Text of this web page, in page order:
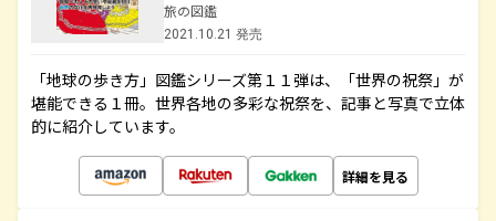
旅の図鑑
2021.10.21 発売
「地球の歩き方」図鑑シリーズ第１１弾は、「世界の祝祭」が
堪能できる１冊。世界各地の多彩な祝祭を、記事と写真で立体
的に紹介しています。
詳細を見る